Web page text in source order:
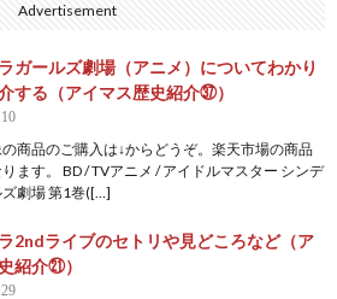
Advertisement
ガールズ劇場（アニメ）についてわかり
する（アイマス歴史紹介㊲）
商品のご購入は↓からどうぞ。楽天市場の商品
ます。 BD / TVアニメ / アイドルマスター シンデ
劇場 第1巻([…]
2ndライブのセトリや見どころなど（ア
紹介㉑）